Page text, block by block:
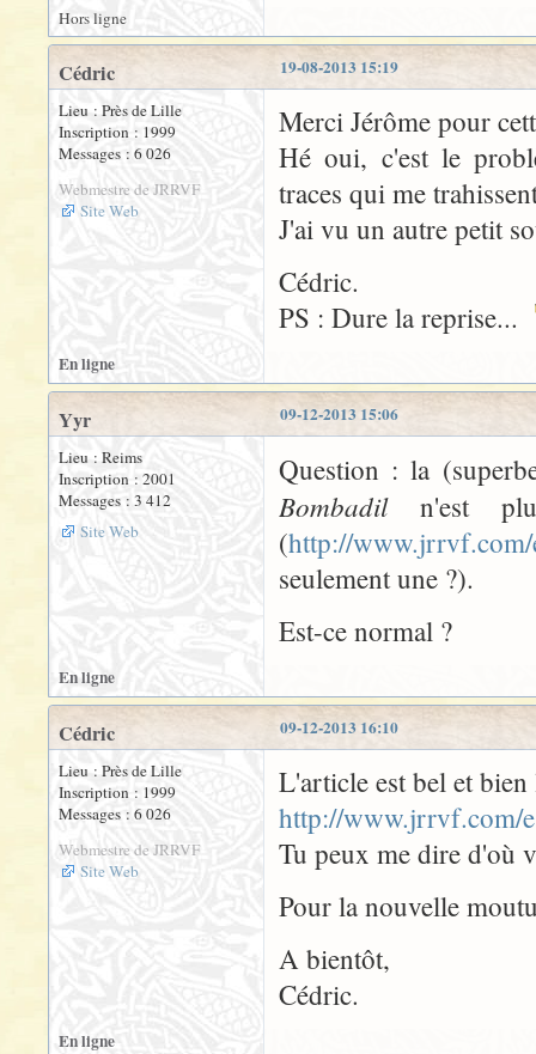
Hors ligne
19-08-2013 15:19
Cédric
Lieu : Près de Lille
Inscription : 1999
Messages : 6 026
Webmestre de JRRVF
Site Web
Merci Jérôme pour
Hé oui, c'est le
traces qui me
J'ai vu un autre petit
Cédric.
PS : Dure la reprise...
En ligne
09-12-2013 15:06
Yyr
Lieu : Reims
Inscription : 2001
Messages : 3 412
Site Web
Question : la
Bombadiln'est
(http://www.jrrvf.com/
seulement une ?).
Est-ce normal ?
En ligne
09-12-2013 16:10
Cédric
Lieu : Près de Lille
Inscription : 1999
Messages : 6 026
Webmestre de JRRVF
Site Web
L'article est bel et
http://www.jrrvf.com/
Tu peux me dire d'où
Pour la nouvelle
A bientôt,
Cédric.
En ligne